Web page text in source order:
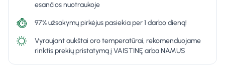
esančios nuotraukoje
97% užsakymų pirkėjus pasiekia per 1 darbo dieną!
Vyraujant aukštai oro temperatūrai, rekomenduojame
rinktis prekių pristatymą į VAISTINĘ arba NAMUS